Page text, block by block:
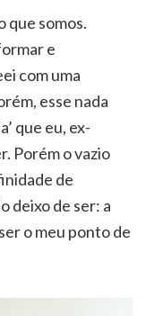
que somos.
e
com uma
esse nada
que eu, ex-
Porém o vazio
de
deixo de ser: a
o meu ponto de